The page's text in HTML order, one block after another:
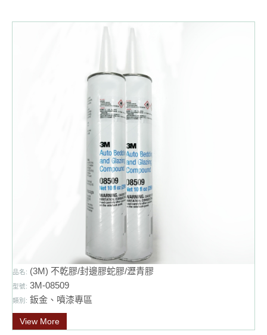
品名: (3M) 不乾膠/封邊膠蛇膠/瀝青膠
型號: 3M-08509
類別: 鈑金、噴漆專區
View More